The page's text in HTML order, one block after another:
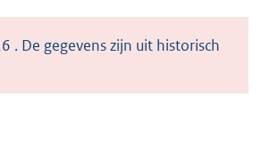
. De gegevens zijn uit historisch